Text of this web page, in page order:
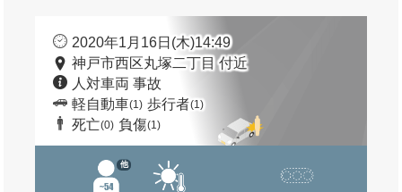
2020年1月16日(木)14:49
神戸市西区丸塚二丁目 付近
人対車両 事故
軽自動車(1) 歩行者(1)
死亡(0) 負傷(1)
他